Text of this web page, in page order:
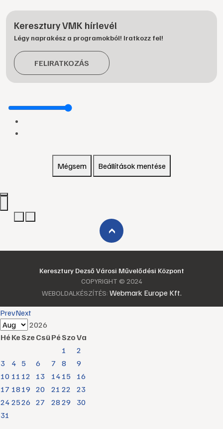
Keresztury VMK hírlevél
Légy naprakész a programokból! Iratkozz fel!
FELIRATKOZÁS
Mégsem Beállítások mentése
›
Keresztury Dezső Városi Művelődési Központ
COPYRIGHT © 2024
WEBOLDALKÉSZÍTÉS: Webmark Europe Kft.
PrevNext
2026
HéKeSzeCsüPéSzoVa
1
2
3
4 5 6 7 8
9
10 11 12 13 14 15
16
17 18 19 20 21 22
23
24 2526 27 28 29
30
31